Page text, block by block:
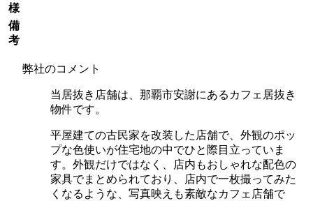
様
備
考
弊社のコメント
当居抜き店舗は、那覇市安謝にあるカフェ居抜き
物件です。
平屋建ての古民家を改装した店舗で、外観のポッ
プな色使いが住宅地の中でひと際目立っていま
す。外観だけではなく、店内もおしゃれな配色の
家具でまとめられており、店内で一枚撮ってみた
くなるような、写真映えも素敵なカフェ店舗で